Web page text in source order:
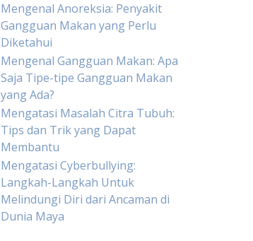
Mengenal Anoreksia: Penyakit
Gangguan Makan yang Perlu
Diketahui
Mengenal Gangguan Makan: Apa
Saja Tipe-tipe Gangguan Makan
yang Ada?
Mengatasi Masalah Citra Tubuh:
Tips dan Trik yang Dapat
Membantu
Mengatasi Cyberbullying:
Langkah-Langkah Untuk
Melindungi Diri dari Ancaman di
Dunia Maya